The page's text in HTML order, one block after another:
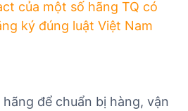
của một số hãng TQ có
ký đúng luật Việt Nam
để chuẩn bị hàng, vận